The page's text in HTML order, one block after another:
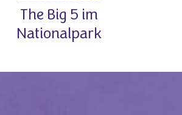
The Big 5 im
Nationalpark